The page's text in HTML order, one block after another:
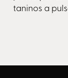
taninos a